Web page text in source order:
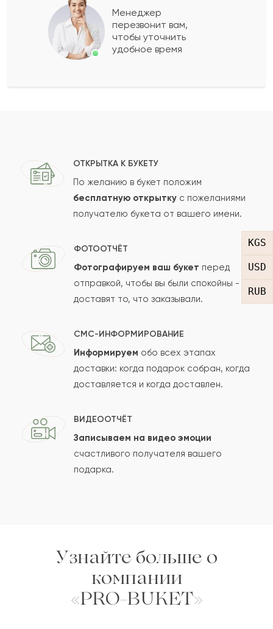
KGS
USD
RUB
Показать еще
Ваш e-mail
Отзыв
Сколько будет
Отзыв будет опубликован после проверки.
Проверяем на спам.
Менеджер
перезвонит вам,
чтобы уточнить
удобное время
ОТКРЫТКА К БУКЕТУ
По желанию в букет положим
бесплатную открытку с пожеланиями
получателю букета от вашего имени.
ФОТООТЧЁТ
Фотографируем ваш букет перед
отправкой, чтобы вы были спокойны -
доставят то, что заказывали.
СМС-ИНФОРМИРОВАНИЕ
Информируем обо всех этапах
доставки: когда подарок собран, когда
доставляется и когда доставлен.
ВИДЕООТЧЁТ
Записываем на видео эмоции
счастливого получателя вашего
подарка.
Узнайте больше о
компании
«PRO-BUKET»